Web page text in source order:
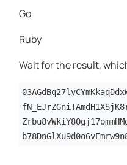
Go
Ruby
Wait for the result,